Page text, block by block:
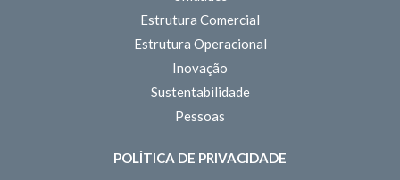
Estrutura Comercial
Estrutura Operacional
Inovação
Sustentabilidade
Pessoas
POLÍTICA DE PRIVACIDADE